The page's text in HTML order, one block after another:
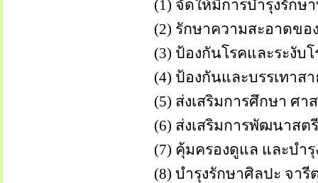
(1) จัดให้มีการบำรุงรักษาท
(2) รักษาความสะอาดของถน
(3) ป้องกันโรคและระงับโ
(4) ป้องกันและบรรเทาสา
(5) ส่งเสริมการศึกษา ศาส
(6) ส่งเสริมการพัฒนาสตรี เ
(7) คุ้มครองดูแล และบำรุงรั
(8) บำรุงรักษาศิลปะ จารีตป